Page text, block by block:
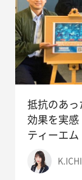
抵抗のあっ
効果を実感
ティーエム